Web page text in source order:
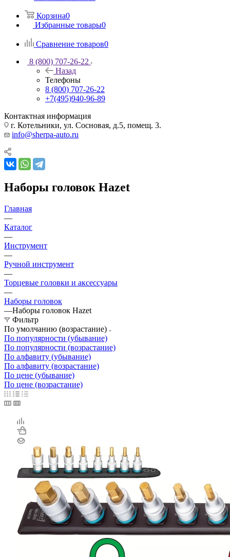
Корзина0
Избранные товары0
Сравнение товаров0
8 (800) 707-26-22
Назад
Телефоны
8 (800) 707-26-22
+7(495)940-96-89
Контактная информация
г. Котельники, ул. Сосновая, д.5, помещ. 3.
info@sherpa-auto.ru
Наборы головок Hazet
Главная
—
Каталог
—
Инструмент
—
Ручной инструмент
—
Торцевые головки и аксессуары
—
Наборы головок
—Наборы головок Hazet
Фильтр
По умолчанию (возрастание)
По популярности (убывание)
По популярности (возрастание)
По алфавиту (убывание)
По алфавиту (возрастание)
По цене (убывание)
По цене (возрастание)